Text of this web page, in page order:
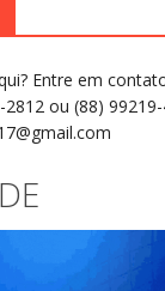
Entre em
ou (88)